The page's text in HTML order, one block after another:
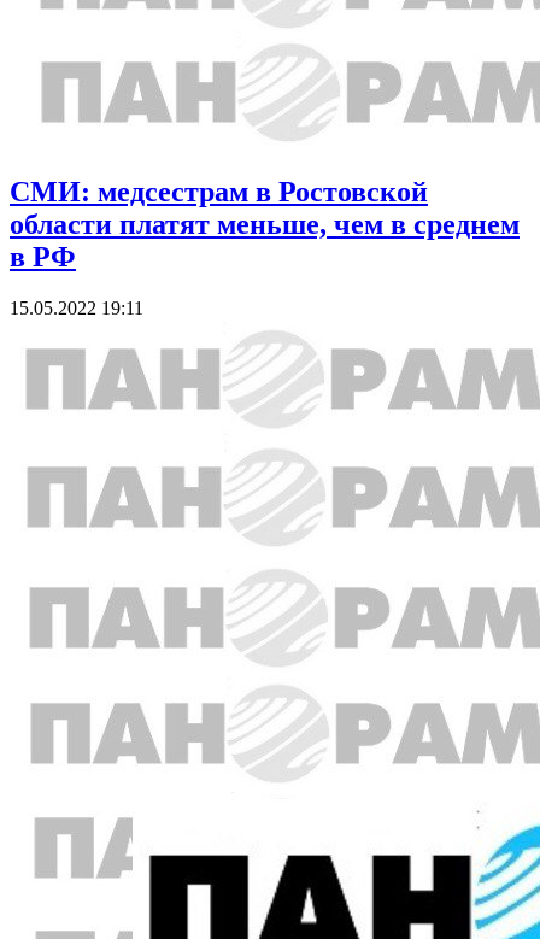
СМИ: медсестрам в Ростовской
области платят меньше, чем в среднем
в РФ
15.05.2022 19:11